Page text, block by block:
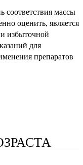
соответствия массы
оценить, является
избыточной
для
препаратов